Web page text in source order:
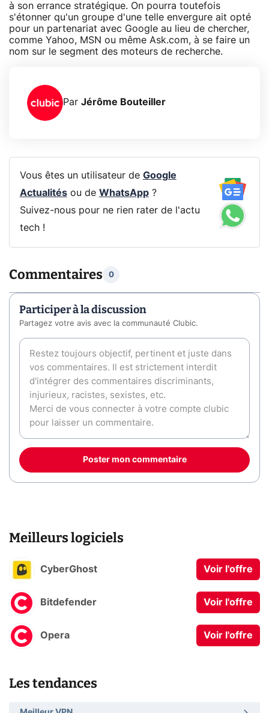
à son errance stratégique. On pourra toutefois
s'étonner qu'un groupe d'une telle envergure ait opté
pour un partenariat avec Google au lieu de chercher,
comme Yahoo, MSN ou même Ask.com, à se faire un
nom sur le segment des moteurs de recherche.
Par Jérôme Bouteiller
Vous êtes un utilisateur de Google
Actualitésou de WhatsApp?
Suivez-nous pour ne rien rater de l'actu
tech !
Commentaires 0
Participer à la discussion
Partagez votre avis avec la communauté Clubic.
Poster mon commentaire
Meilleurs logiciels
CyberGhost Voir l'offre
Bitdefender Voir l'offre
Opera Voir l'offre
Les tendances